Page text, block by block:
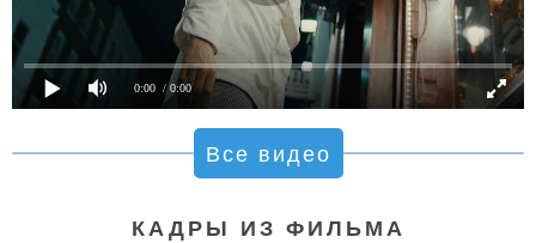
0:00 / 0:00
Все видео
КАДРЫ ИЗ ФИЛЬМА